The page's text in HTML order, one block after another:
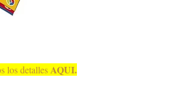
los detallesAQUI.